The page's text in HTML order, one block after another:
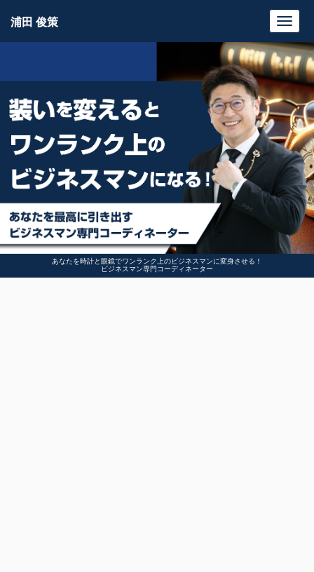
あなたを時計と眼鏡でワンランク上のビジネスマンに変身させる！
ビジネスマン専門コーディネーター
浦田 俊策